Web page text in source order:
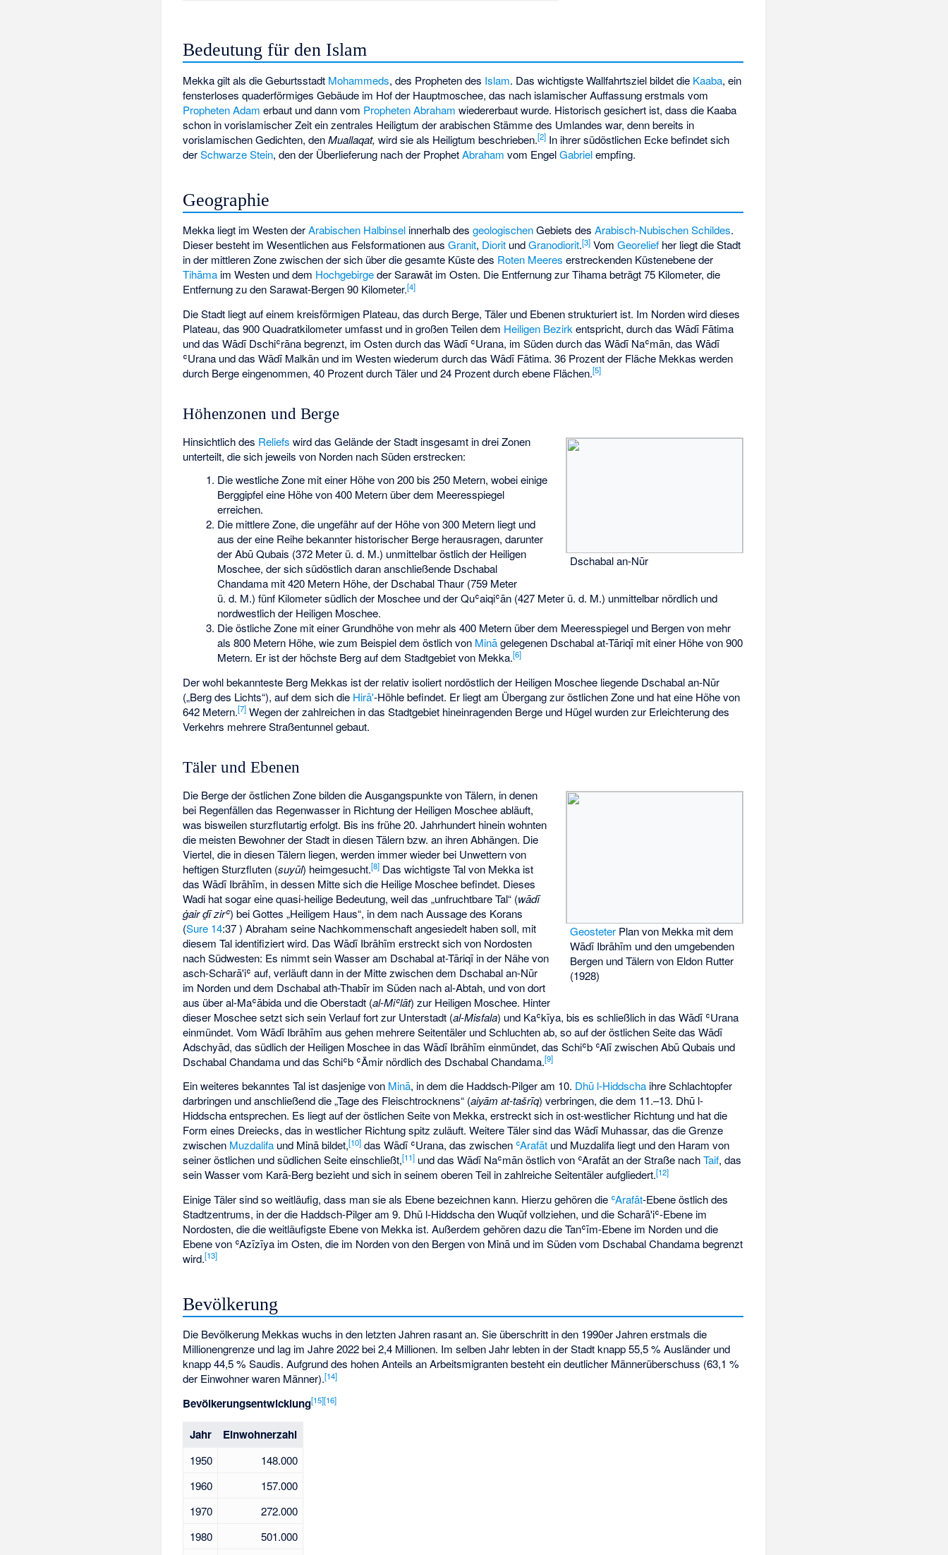
Bedeutung für den Islam
Mekka gilt als die Geburtsstadt Mohammeds, des Propheten des Islam. Das wichtigste Wallfahrtsziel bildet die Kaaba, ein
fensterloses quaderförmiges Gebäude im Hof der Hauptmoschee, das nach islamischer Auffassung erstmals vom
Propheten Adam erbaut und dann vom Propheten Abraham wiedererbaut wurde. Historisch gesichert ist, dass die Kaaba
schon in vorislamischer Zeit ein zentrales Heiligtum der arabischen Stämme des Umlandes war, denn bereits in
vorislamischen Gedichten, denMuallaqat, wird sie als Heiligtum beschrieben.[2] In ihrer südöstlichen Ecke befindet sich
derSchwarze Stein, den der Überlieferung nach der ProphetAbraham vom EngelGabrielempfing.
Geographie
Mekka liegt im Westen derArabischen Halbinsel innerhalb desgeologischenGebiets desArabisch-Nubischen Schildes.
Dieser besteht im Wesentlichen aus Felsformationen ausGranit, Diorit undGranodiorit.[3] VomGeorelief her liegt die Stadt
in der mittleren Zone zwischen der sich über die gesamte Küste des Roten Meeres erstreckenden Küstenebene der
Tihāma im Westen und dem Hochgebirgeder Sarawāt im Osten. Die Entfernung zur Tihama beträgt 75 Kilometer, die
Entfernung zu den Sarawat-Bergen 90 Kilometer.[4]
Die Stadt liegt auf einem kreisförmigen Plateau, das durch Berge, Täler und Ebenen strukturiert ist. Im Norden wird dieses
Plateau, das 900 Quadratkilometer umfasst und in großen Teilen dem Heiligen Bezirk entspricht, durch das Wādī Fātima
und das Wādī Dschiʿrāna begrenzt, im Osten durch das Wādī ʿUrana, im Süden durch das Wādī Naʿmān, das Wādī
ʿUrana und das Wādī Malkān und im Westen wiederum durch das Wādī Fātima. 36 Prozent der Fläche Mekkas werden
durch Berge eingenommen, 40 Prozent durch Täler und 24 Prozent durch ebene Flächen.[5]
Höhenzonen und Berge
Dschabal an-Nūr
Hinsichtlich des Reliefs wird das Gelände der Stadt insgesamt in drei Zonen
unterteilt, die sich jeweils von Norden nach Süden erstrecken:
Die westliche Zone mit einer Höhe von 200 bis 250 Metern, wobei einige
Berggipfel eine Höhe von 400 Metern über dem Meeresspiegel
erreichen.
Die mittlere Zone, die ungefähr auf der Höhe von 300 Metern liegt und
aus der eine Reihe bekannter historischer Berge herausragen, darunter
der Abū Qubais (372 Meter ü. d. M.) unmittelbar östlich der Heiligen
Moschee, der sich südöstlich daran anschließende Dschabal
Chandama mit 420 Metern Höhe, der Dschabal Thaur (759 Meter
ü. d. M.) fünf Kilometer südlich der Moschee und der Quʿaiqiʿān (427 Meter ü. d. M.) unmittelbar nördlich und
nordwestlich der Heiligen Moschee.
Die östliche Zone mit einer Grundhöhe von mehr als 400 Metern über dem Meeresspiegel und Bergen von mehr
als 800 Metern Höhe, wie zum Beispiel dem östlich von Mināgelegenen Dschabal at-Tāriqī mit einer Höhe von 900
Metern. Er ist der höchste Berg auf dem Stadtgebiet von Mekka.[6]
Der wohl bekannteste Berg Mekkas ist der relativ isoliert nordöstlich der Heiligen Moschee liegende Dschabal an-Nūr
(„Berg des Lichts“), auf dem sich die Hirā'-Höhle befindet. Er liegt am Übergang zur östlichen Zone und hat eine Höhe von
642 Metern.[7] Wegen der zahlreichen in das Stadtgebiet hineinragenden Berge und Hügel wurden zur Erleichterung des
Verkehrs mehrere Straßentunnel gebaut.
Täler und Ebenen
Geosteter Plan von Mekka mit dem
Wādī Ibrāhīm und den umgebenden
Bergen und Tälern von Eldon Rutter
(1928)
Die Berge der östlichen Zone bilden die Ausgangspunkte von Tälern, in denen
bei Regenfällen das Regenwasser in Richtung der Heiligen Moschee abläuft,
was bisweilen sturzflutartig erfolgt. Bis ins frühe 20. Jahrhundert hinein wohnten
die meisten Bewohner der Stadt in diesen Tälern bzw. an ihren Abhängen. Die
Viertel, die in diesen Tälern liegen, werden immer wieder bei Unwettern von
heftigenSturzfluten (suyūl) heimgesucht.[8] Das wichtigste Tal von Mekka ist
das Wādī Ibrāhīm, in dessen Mitte sich die Heilige Moschee befindet. Dieses
Wadi hat sogar eine quasi-heilige Bedeutung, weil das „unfruchtbare Tal“ (wādī
ġair ḏī zirʿ) bei Gottes „Heiligem Haus“, in dem nach Aussage des Korans
(Sure 14:37 ) Abraham seine Nachkommenschaft angesiedelt haben soll, mit
diesem Tal identifiziert wird. Das Wādī Ibrāhīm erstreckt sich von Nordosten
nach Südwesten: Es nimmt sein Wasser am Dschabal at-Tāriqī in der Nähe von
asch-Scharā'iʿ auf, verläuft dann in der Mitte zwischen dem Dschabal an-Nūr
im Norden und dem Dschabal ath-Thabīr im Süden nach al-Abtah, und von dort
aus über al-Maʿābida und die Oberstadt (al-Miʿlāt) zur Heiligen Moschee. Hinter
dieser Moschee setzt sich sein Verlauf fort zur Unterstadt (al-Misfala) und Kaʿkīya, bis es schließlich in das Wādī ʿUrana
einmündet. Vom Wādī Ibrāhīm aus gehen mehrere Seitentäler und Schluchten ab, so auf der östlichen Seite das Wādī
Adschyād, das südlich der Heiligen Moschee in das Wādī Ibrāhīm einmündet, das Schiʿb ʿAlī zwischen Abū Qubais und
Dschabal Chandama und das Schiʿb ʿĀmir nördlich des Dschabal Chandama.[9]
Ein weiteres bekanntes Tal ist dasjenige von Minā, in dem die Haddsch-Pilger am 10. Dhū l-Hiddscha ihre Schlachtopfer
darbringen und anschließend die „Tage des Fleischtrocknens“ (aiyām at-tašrīq) verbringen, die dem 11.–13. Dhū l-
Hiddscha entsprechen. Es liegt auf der östlichen Seite von Mekka, erstreckt sich in ost-westlicher Richtung und hat die
Form eines Dreiecks, das in westlicher Richtung spitz zuläuft. Weitere Täler sind das Wādī Muhassar, das die Grenze
zwischen Muzdalifa und Minā bildet,[10] das Wādī ʿUrana, das zwischen ʿArafāt und Muzdalifa liegt und den Haram von
seiner östlichen und südlichen Seite einschließt,[11] und das Wādī Naʿmān östlich von ʿArafāt an der Straße nachTaif, das
sein Wasser vom Karā-Berg bezieht und sich in seinem oberen Teil in zahlreiche Seitentäler aufgliedert.[12]
Einige Täler sind so weitläufig, dass man sie als Ebene bezeichnen kann. Hierzu gehören die ʿArafāt-Ebene östlich des
Stadtzentrums, in der die Haddsch-Pilger am 9. Dhū l-Hiddscha den Wuqūf vollziehen, und die Scharā'iʿ-Ebene im
Nordosten, die die weitläufigste Ebene von Mekka ist. Außerdem gehören dazu die Tanʿīm-Ebene im Norden und die
Ebene von ʿAzīzīya im Osten, die im Norden von den Bergen von Minā und im Süden vom Dschabal Chandama begrenzt
wird.[13]
Bevölkerung
Die Bevölkerung Mekkas wuchs in den letzten Jahren rasant an. Sie überschritt in den 1990er Jahren erstmals die
Millionengrenze und lag im Jahre 2022 bei 2,4 Millionen. Im selben Jahr lebten in der Stadt knapp 55,5 % Ausländer und
knapp 44,5 % Saudis. Aufgrund des hohen Anteils an Arbeitsmigranten besteht ein deutlicher Männerüberschuss (63,1 %
der Einwohner waren Männer).[14]
Bevölkerungsentwicklung[15][16]
Jahr Einwohnerzahl
1950
148.000
1960
157.000
1970
272.000
1980
501.000